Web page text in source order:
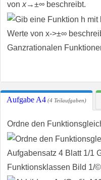
von x→±∞ beschreibt.
Aufgabe A4 (4 Teilaufgaben)
Ordne den